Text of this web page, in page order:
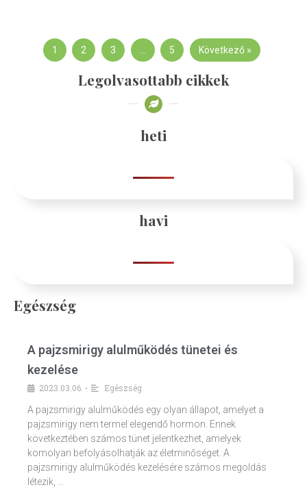
1 2 3 … 5 Következő »
Legolvasottabb cikkek
heti
havi
Egészség
A pajzsmirigy alulműködés tünetei és
kezelése
2023.03.06. •
Egészség
A pajzsmirigy alulműködés egy olyan állapot, amelyet a
pajzsmirigy nem termel elegendő hormon. Ennek
következtében számos tünet jelentkezhet, amelyek
komolyan befolyásolhatják az életminőséget. A
pajzsmirigy alulműködés kezelésére számos megoldás
létezik, …